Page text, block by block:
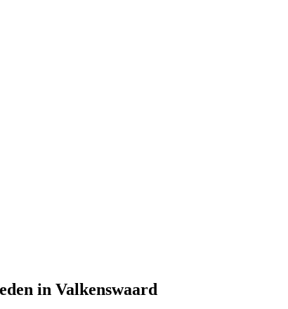
in Valkenswaard